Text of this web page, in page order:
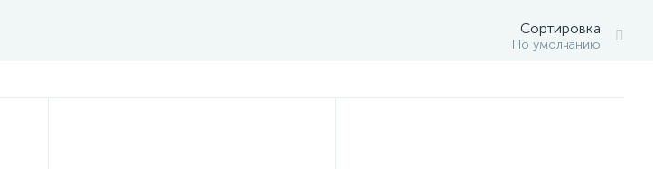
Сортировка
По умолчанию